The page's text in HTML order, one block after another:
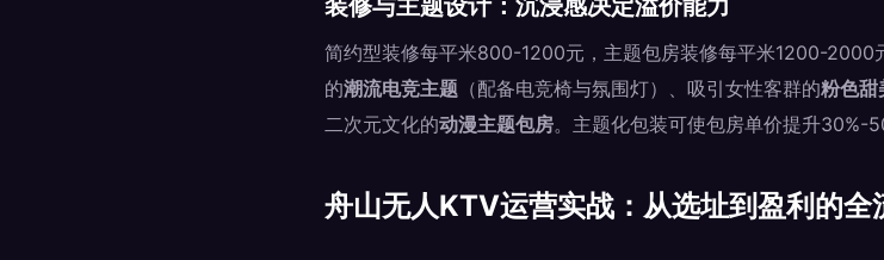
装修与主题设计：沉浸感决定溢价能力
简约型装修每平米800-1200元，主题包房装修每平米1200-2000
的潮流电竞主题 （配备电竞椅与氛围灯）、吸引女性客群的粉色甜
二次元文化的动漫主题包房。主题化包装可使包房单价提升30%-
舟山无人KTV运营实战：从选址到盈利的全